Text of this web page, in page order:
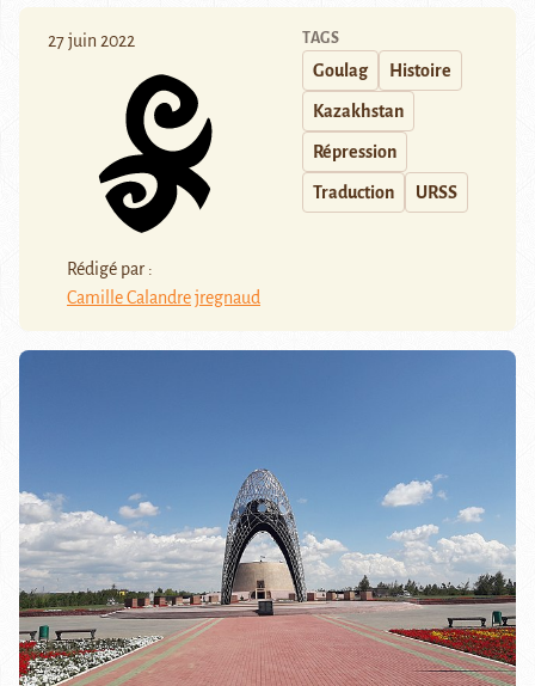
27 juin 2022
Rédigé par :
Camille Calandrejregnaud
TAGS
Goulag Histoire
Kazakhstan
Répression
Traduction URSS